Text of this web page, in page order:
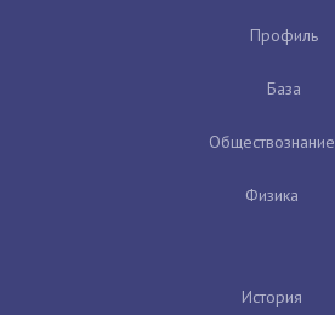
Профиль
База
Обществознание
Физика
История